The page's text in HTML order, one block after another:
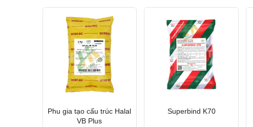
Phu gia tạo cấu trúc Halal
VB Plus
Superbind K70